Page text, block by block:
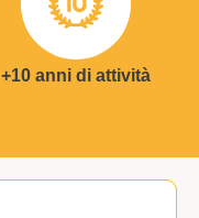
+10 anni di attività